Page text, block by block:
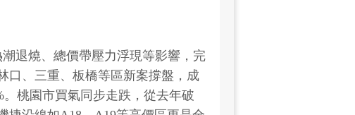
退燒、總價帶壓力浮現等影響，完
口、三重、板橋等區新案撐盤，成
桃園市買氣同步走跌，從去年破